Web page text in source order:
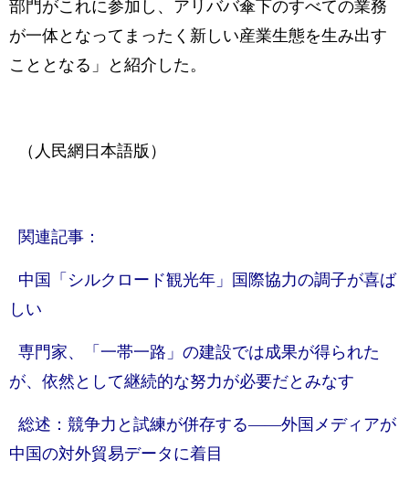
部門がこれに参加し、アリババ傘下のすべての業務
が一体となってまったく新しい産業生態を生み出す
こととなる」と紹介した。
（人民網日本語版）
関連記事：
中国「シルクロード観光年」国際協力の調子が喜ば
しい
専門家、「一帯一路」の建設では成果が得られた
が、依然として継続的な努力が必要だとみなす
総述：競争力と試練が併存する——外国メディアが
中国の対外貿易データに着目